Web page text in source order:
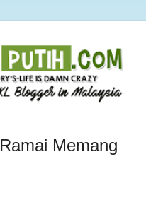
Memang